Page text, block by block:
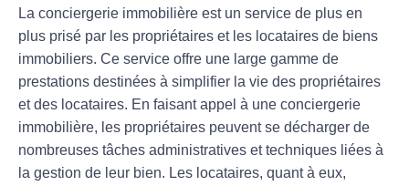
La conciergerie immobilière est un service de plus en
plus prisé par les propriétaires et les locataires de biens
immobiliers. Ce service offre une large gamme de
prestations destinées à simplifier la vie des propriétaires
et des locataires. En faisant appel à une conciergerie
immobilière, les propriétaires peuvent se décharger de
nombreuses tâches administratives et techniques liées à
la gestion de leur bien. Les locataires, quant à eux,